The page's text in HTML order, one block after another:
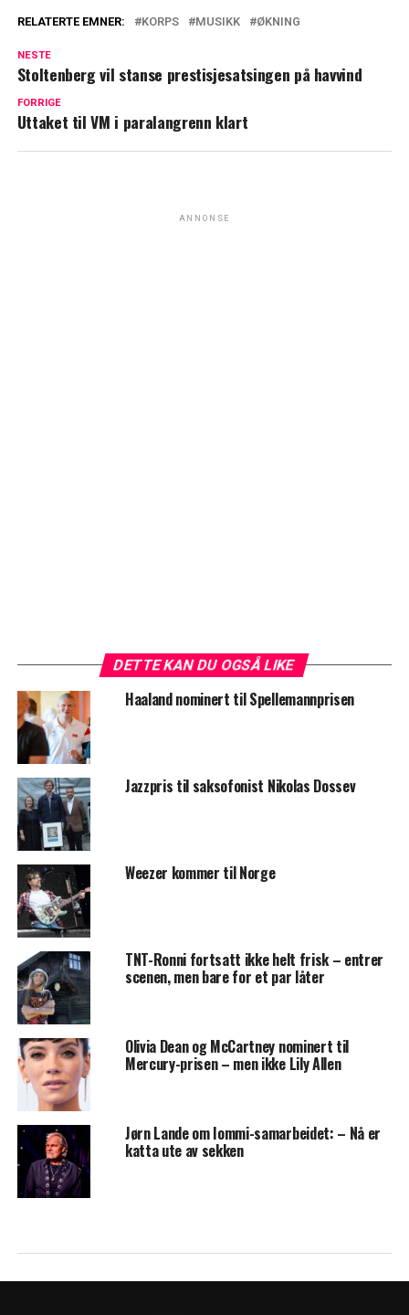
RELATERTE EMNER: KORPS MUSIKK ØKNING
NESTE
Stoltenberg vil stanse prestisjesatsingen på havvind
FORRIGE
Uttaket til VM i paralangrenn klart
ANNONSE
DETTE KAN DU OGSÅ LIKE
Haaland nominert til Spellemannprisen
Jazzpris til saksofonist Nikolas Dossev
Weezer kommer til Norge
TNT-Ronni fortsatt ikke helt frisk – entrer
scenen, men bare for et par låter
Olivia Dean og McCartney nominert til
Mercury-prisen – men ikke Lily Allen
Jørn Lande om Iommi-samarbeidet: – Nå er
katta ute av sekken